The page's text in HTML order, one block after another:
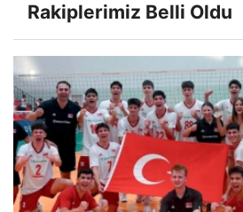
Rakiplerimiz Belli Oldu